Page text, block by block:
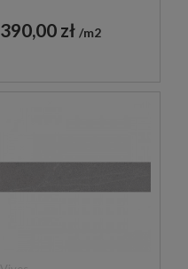
390,00 zł m2